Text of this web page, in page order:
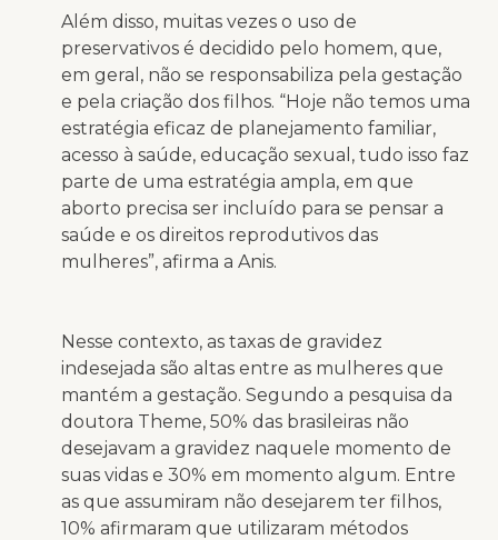
Além disso, muitas vezes o uso de
preservativos é decidido pelo homem, que,
em geral, não se responsabiliza pela gestação
e pela criação dos filhos. “Hoje não temos uma
estratégia eficaz de planejamento familiar,
acesso à saúde, educação sexual, tudo isso faz
parte de uma estratégia ampla, em que
aborto precisa ser incluído para se pensar a
saúde e os direitos reprodutivos das
mulheres”, afirma a Anis.
Nesse contexto, as taxas de gravidez
indesejada são altas entre as mulheres que
mantém a gestação. Segundo a pesquisa da
doutora Theme, 50% das brasileiras não
desejavam a gravidez naquele momento de
suas vidas e 30% em momento algum. Entre
as que assumiram não desejarem ter filhos,
10% afirmaram que utilizaram métodos